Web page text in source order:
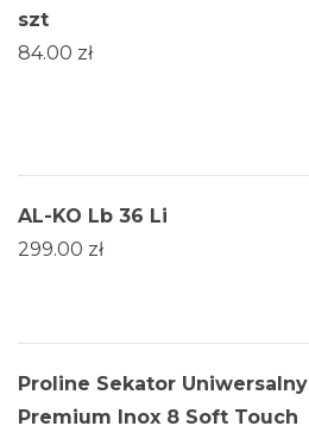
szt
84.00 zł
AL-KO Lb 36 Li
299.00 zł
Proline Sekator Uniwersalny
Premium Inox 8 Soft Touch